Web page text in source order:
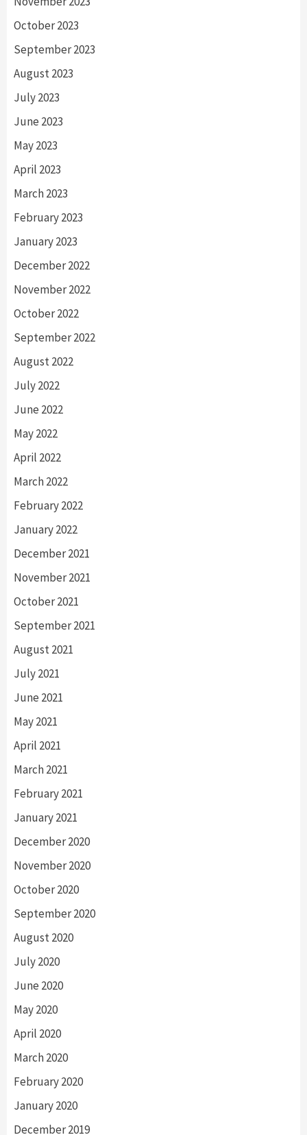
October 2023
September 2023
August 2023
July 2023
June 2023
May 2023
April 2023
March 2023
February 2023
January 2023
December 2022
November 2022
October 2022
September 2022
August 2022
July 2022
June 2022
May 2022
April 2022
March 2022
February 2022
January 2022
December 2021
November 2021
October 2021
September 2021
August 2021
July 2021
June 2021
May 2021
April 2021
March 2021
February 2021
January 2021
December 2020
November 2020
October 2020
September 2020
August 2020
July 2020
June 2020
May 2020
April 2020
March 2020
February 2020
January 2020
December 2019